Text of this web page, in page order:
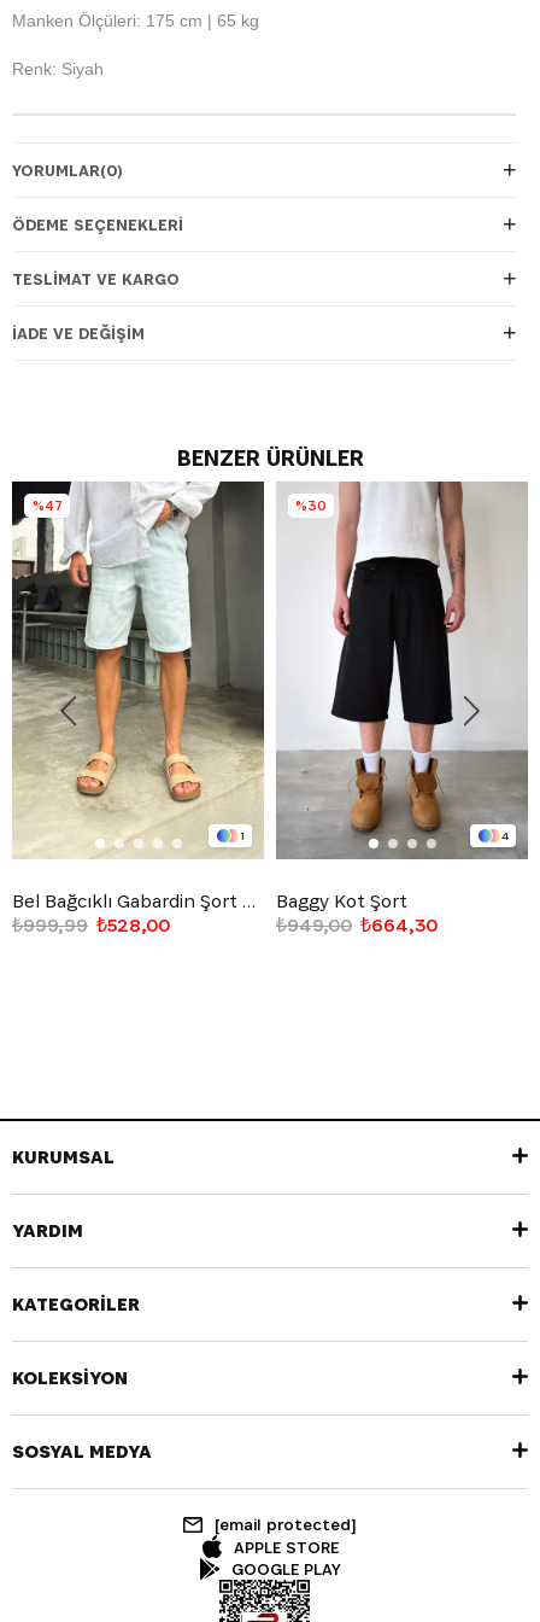
Manken Ölçüleri: 175 cm | 65 kg
Renk: Siyah
YORUMLAR(0)
ÖDEME SEÇENEKLERI
TESLIMAT VE KARGO
İADE VE DEĞIŞIM
BENZER ÜRÜNLER
1
Bel Bağcıklı Gabardin Şort Mavi
₺528,00
₺999,99
%47
4
Baggy Kot Şort
₺664,30
₺949,00
%30
KURUMSAL
YARDIM
KATEGORİLER
KOLEKSİYON
SOSYAL MEDYA
[email protected]
APPLE STORE
GOOGLE PLAY